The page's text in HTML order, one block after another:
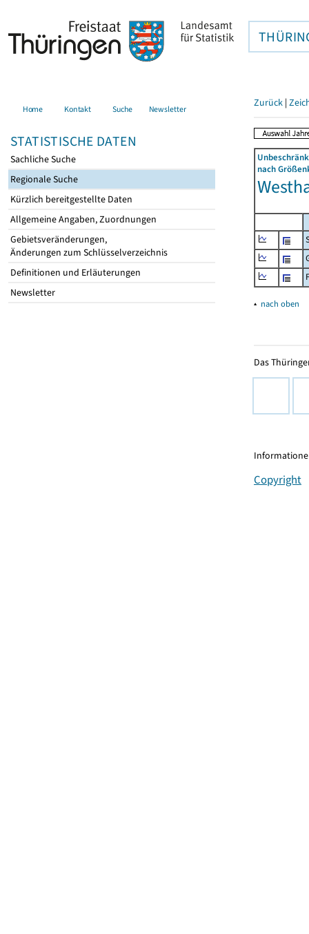
Home Kontakt Suche Newsletter
STATISTISCHE DATEN
Sachliche Suche
Regionale Suche
Kürzlich bereitgestellte Daten
Allgemeine Angaben, Zuordnungen
Gebietsveränderungen,
Änderungen zum Schlüsselverzeichnis
Definitionen und Erläuterungen
Newsletter
Zurück |
nach
▴ nach oben
Das
Copyright